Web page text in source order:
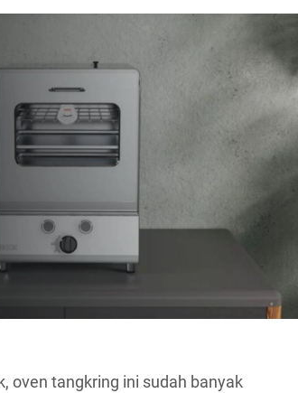
oven tangkring ini sudah banyak